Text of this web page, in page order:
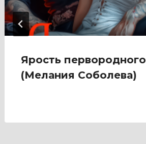
Ярость первородного
(Мелания Соболева)